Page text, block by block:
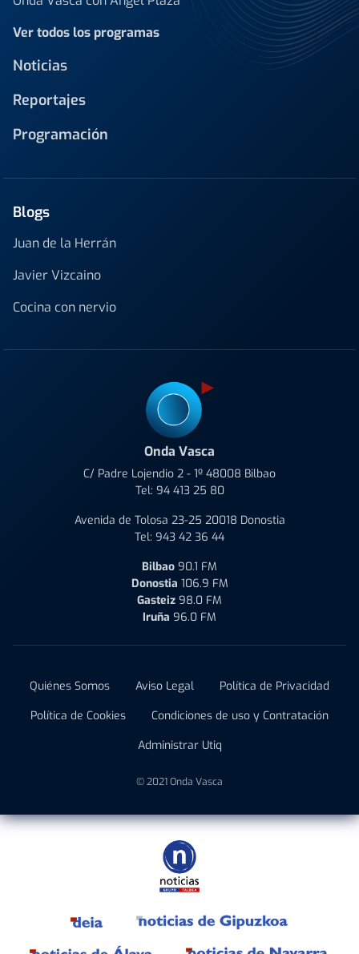
Ver todos los programas
Noticias
Reportajes
Programación
Blogs
Juan de la Herrán
Javier Vizcaino
Cocina con nervio
Onda Vasca
C/ Padre Lojendio 2 - 1º 48008 Bilbao
Tel: 94 413 25 80
Avenida de Tolosa 23-25 20018 Donostia
Tel: 943 42 36 44
Bilbao 90.1 FM
Donostia 106.9 FM
Gasteiz 98.0 FM
Iruña 96.0 FM
Quiénes Somos Aviso Legal
Política de Privacidad
Política de Cookies
Condiciones de uso y Contratación
Administrar Utiq
© 2021 Onda Vasca